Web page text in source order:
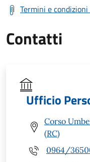
Termini e
Contatti
Ufficio
Corso
(RC)
0964/